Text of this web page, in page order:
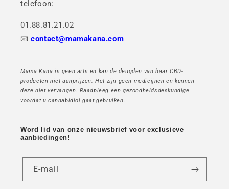
telefoon:
01.88.81.21.02
📧contact@mamakana.com
Mama Kana is geen arts en kan de deugden van haar CBD-
producten niet aanprijzen. Het zijn geen medicijnen en kunnen
deze niet vervangen. Raadpleeg een gezondheidsdeskundige
voordat u cannabidiol gaat gebruiken.
Word lid van onze nieuwsbrief voor exclusieve
aanbiedingen!
E-mail